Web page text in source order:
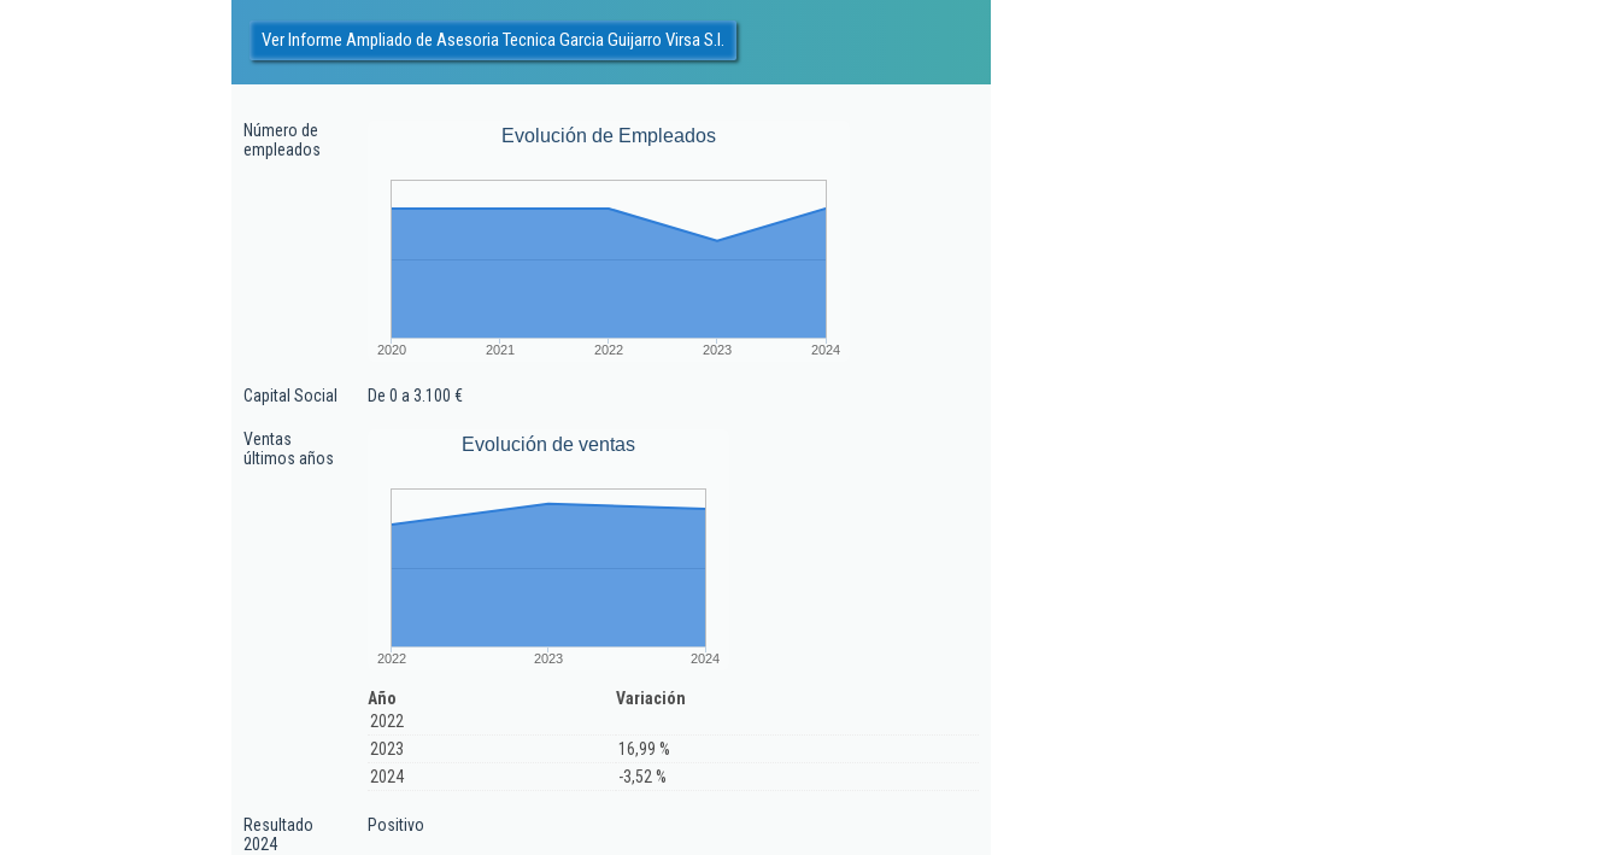
Ver Informe Ampliado de Asesoria Tecnica Garcia Guijarro Virsa S.l.
Número de
empleados
Evolución de Empleados
2020 2021 2022 2023 2024
Capital Social De 0 a 3.100 €
Ventas
últimos años
Evolución de ventas
2022 2023 2024
Año
Variación
2022
2023
16,99 %
2024
-3,52 %
Resultado
2024
Positivo